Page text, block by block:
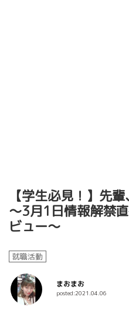
【学生必見！】先
～3月1日情報解禁
ビュー～
就職活動
まおまお
posted:2021.04.06